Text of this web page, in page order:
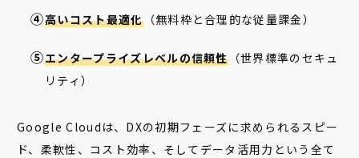
高いコスト最適化（無料枠と合理的な従量課金）
エンタープライズレベルの信頼性（世界標準のセキュ
リティ）
Google Cloudは、DXの初期フェーズに求められるスピー
ド、柔軟性、コスト効率、そしてデータ活用力という全て